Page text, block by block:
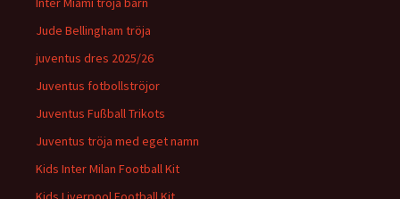
Jude Bellingham tröja
juventus dres 2025/26
Juventus fotbollströjor
Juventus Fußball Trikots
Juventus tröja med eget namn
Kids Inter Milan Football Kit